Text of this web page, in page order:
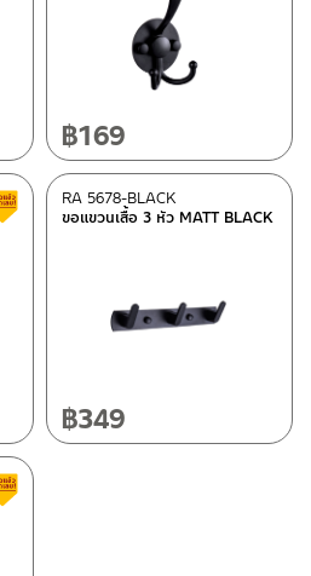
฿169
Clearance sale
ขอแขวนเสื้อ 3 หัว MATT BLACK
RA 5678-BLACK
฿349